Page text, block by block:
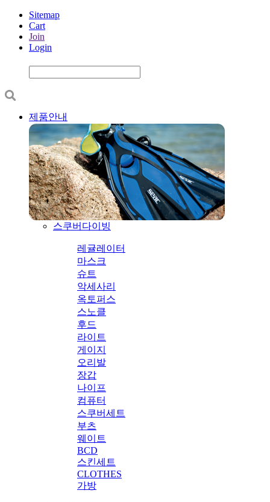
Sitemap
Cart
Join
Login
제품안내
스쿠버다이빙
레귤레이터
마스크
슈트
악세사리
옥토퍼스
스노클
후드
라이트
게이지
오리발
장갑
나이프
컴퓨터
스쿠버세트
부츠
웨이트
BCD
스킨세트
CLOTHES
가방